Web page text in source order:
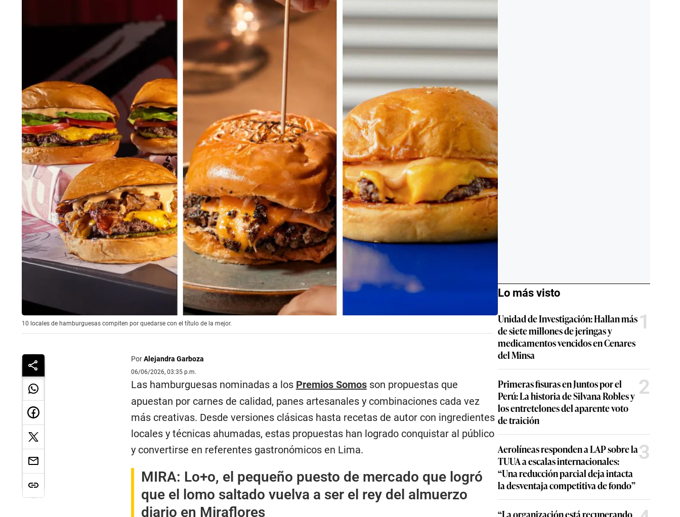
10 locales de hamburguesas compiten por quedarse con el título de la mejor.
PorAlejandra Garboza
06/06/2026, 03:35 p.m.
Las hamburguesas nominadas a los Premios Somosson propuestas que
apuestan por carnes de calidad, panes artesanales y combinaciones cada vez
más creativas. Desde versiones clásicas hasta recetas de autor con ingredientes
locales y técnicas ahumadas, estas propuestas han logrado conquistar al público
y convertirse en referentes gastronómicos en Lima.
MIRA: Lo+o, el pequeño puesto de mercado que logró
que el lomo saltado vuelva a ser el rey del almuerzo
diario en Miraflores
Lo más visto
Unidad de Investigación: Hallan más
de siete millones de jeringas y
medicamentos vencidos en Cenares
del Minsa
1
Primeras fisuras en Juntos por el
Perú: La historia de Silvana Robles y
los entretelones del aparente voto
de traición
2
Aerolíneas responden a LAP sobre la
TUUA a escalas internacionales:
“Una reducción parcial deja intacta
la desventaja competitiva de fondo”
3
“La organización está recuperando